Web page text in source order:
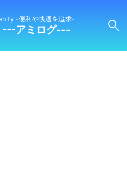
-便利や快適を追求-
---アミログ---